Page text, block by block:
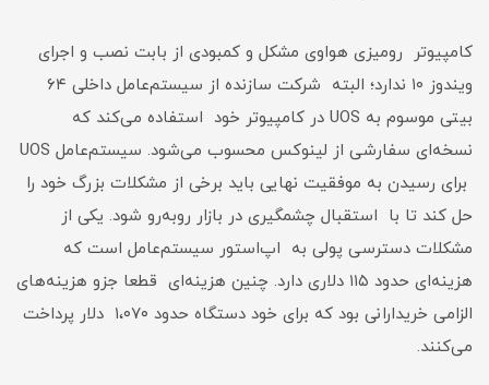
کامپیوتر رومیزی هواوی مشکل و کمبودی از بابت نصب و اجرای
ویندوز ۱۰ ندارد؛ البته شرکت سازنده از سیستم‌عامل داخلی ۶۴
بیتی موسوم به UOS در کامپیوتر خود استفاده می‌کند که
نسخه‌ای سفارشی از لینوکس محسوب می‌شود. سیستم‌عامل UOS
برای رسیدن به موفقیت نهایی باید برخی از مشکلات بزرگ خود را
حل کند تا با استقبال چشمگیری در بازار روبه‌رو شود. یکی از
مشکلات دسترسی پولی به اپ‌استور سیستم‌عامل است که
هزینه‌ای حدود ۱۱۵ دلاری دارد. چنین هزینه‌ای قطعا جزو هزینه‌های
الزامی خریدارانی بود که برای خود دستگاه حدود ۱،۰۷۰ دلار پرداخت
می‌کنند.